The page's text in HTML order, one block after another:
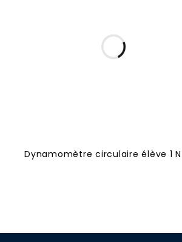
Dynamomètre circulaire élève 1 N